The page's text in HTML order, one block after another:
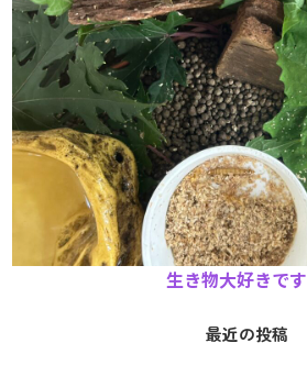
生き物大好きです
最近の投稿